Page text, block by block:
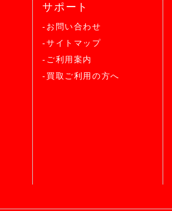
サポート
-お問い合わせ
-サイトマップ
-ご利用案内
-買取ご利用の方へ